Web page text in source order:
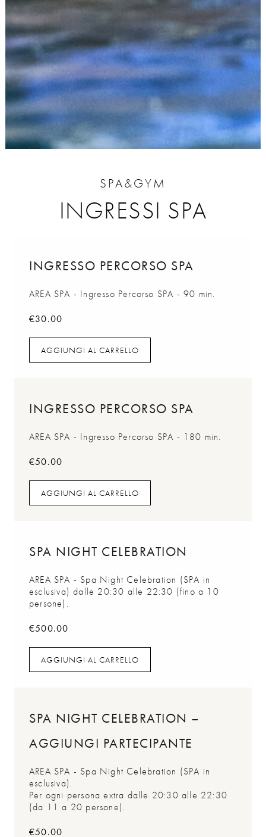
SPA&GYM
INGRESSI SPA
INGRESSO PERCORSO SPA
AREA SPA - Ingresso Percorso SPA - 90 min.
€30.00
AGGIUNGI AL CARRELLO
INGRESSO PERCORSO SPA
AREA SPA - Ingresso Percorso SPA - 180 min.
€50.00
AGGIUNGI AL CARRELLO
SPA NIGHT CELEBRATION
AREA SPA - Spa Night Celebration (SPA in
esclusiva) dalle 20:30 alle 22:30 (fino a 10
persone).
€500.00
AGGIUNGI AL CARRELLO
SPA NIGHT CELEBRATION –
AGGIUNGI PARTECIPANTE
AREA SPA - Spa Night Celebration (SPA in
esclusiva).
Per ogni persona extra dalle 20:30 alle 22:30
(da 11 a 20 persone).
€50.00